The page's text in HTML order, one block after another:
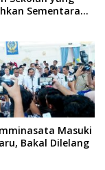
Sementara
Masuki
Bakal Dilelang